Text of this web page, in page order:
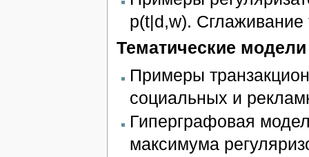
p(t|d,w). Сглаживание
Тематические
Примеры
социальных и
Гиперграфовая
максимума